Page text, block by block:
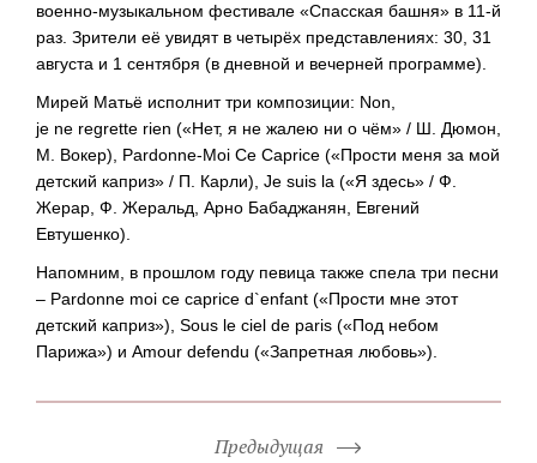
военно-музыкальном фестивале «Спасская башня» в 11-й
раз. Зрители её увидят в четырёх представлениях: 30, 31
августа и 1 сентября (в дневной и вечерней программе).
Мирей Матьё исполнит три композиции: Non,
je ne regrette rien («Нет, я не жалею ни о чём» / Ш. Дюмон,
М. Вокер), Pardonne-Moi Ce Caprice («Прости меня за мой
детский каприз» / П. Карли), Je suis la («Я здесь» / Ф.
Жерар, Ф. Жеральд, Арно Бабаджанян, Евгений
Евтушенко).
Напомним, в прошлом году певица также спела три песни
– Pardonne moi ce caprice d`enfant («Прости мне этот
детский каприз»), Sous le ciel de paris («Под небом
Парижа») и Amour defendu («Запретная любовь»).
Предыдущая